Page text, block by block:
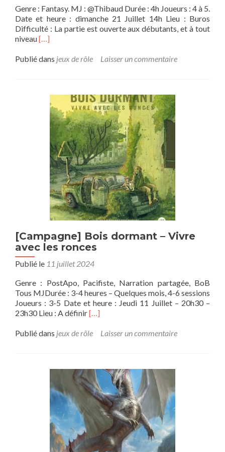
Genre : Fantasy. MJ : @Thibaud Durée : 4h Joueurs : 4 à 5.
Date et heure : dimanche 21 Juillet 14h Lieu : Buros
Difficulté : La partie est ouverte aux débutants, et à tout
niveauEn
plus
Dragons
[…]
Publié dans jeux de rôle Laisser un commentaire
[Campagne] Bois dormant – Vivre
avec les ronces
Publié le 11 juillet 2024
Genre : PostApo, Pacifiste, Narration partagée, BoB
Tous MJDurée : 3-4 heures – Quelques mois, 4-6 sessions
Joueurs : 3-5 Date et heure : Jeudi 11 Juillet – 20h30 –
23h30 Lieu : A définirEn
plus
Vivre
avec
les
ronces
[…]
Publié dans jeux de rôle Laisser un commentaire